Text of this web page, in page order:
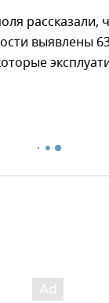
рассказали,
выявлены